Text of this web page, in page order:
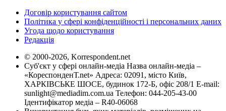
Договір користування сайтом
Політика у сфері конфіденційності і персональних даних
Угода щодо користування
Редакція
© 2000-2026, Korrespondent.net
Суб'єкт у сфері онлайн-медіа Назва онлайн-медіа –
«КореспонденТ.net» Адреса: 02091, місто Київ,
ХАРКІВСЬКЕ ШОСЕ, будинок 172-Б, офіс 208/1 E-mail:
sunlight@mediadim.com.ua Телефон: 044-205-43-00
Ідентифікатор медіа – R40-06068